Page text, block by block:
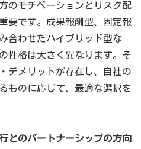
のモチベーションとリスク配
要です。成果報酬型、固定報
合わせたハイブリッド型な
性格は大きく異なります。そ
デメリットが存在し、自社の
ものに応じて、最適な選択を
とのパートナーシップの方向